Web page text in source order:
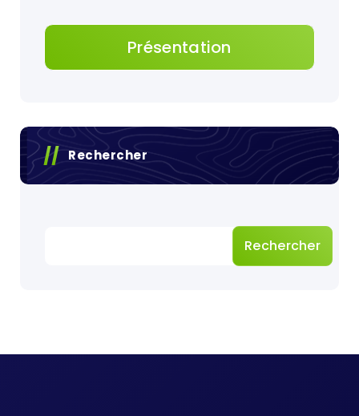
Présentation
Rechercher
Rechercher